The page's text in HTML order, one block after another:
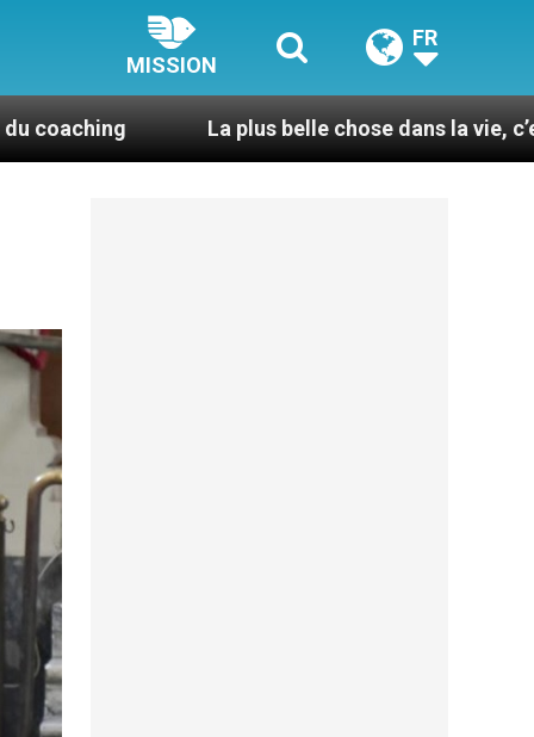
MISSION
FR
La plus belle chose dans la vie, c’est d’être pris